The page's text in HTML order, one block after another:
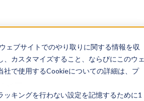
ェブサイトでのやり取りに関する情報を収
カスタマイズすること、ならびにこのウェ
で使用するCookieについての詳細は、プ
キングを行わない設定を記憶するために1